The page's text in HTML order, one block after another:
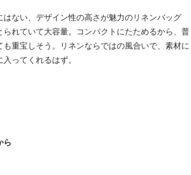
はない、デザイン性の高さが魅力のリネンバッグ
られていて大容量。コンパクトにたためるから、普
も重宝しそう。リネンならではの風合いで、素材に
ってくれるはず。
ら